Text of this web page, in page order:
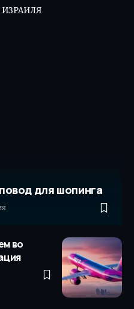
для шопинга
во